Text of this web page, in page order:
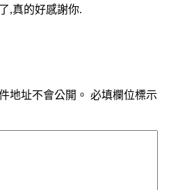
,真的好感謝你.
地址不會公開。 必填欄位標示